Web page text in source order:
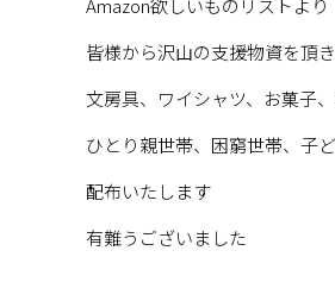
Amazon欲しいものリストより
皆様から沢山の支援物資を頂
文房具、ワイシャツ、お菓子
ひとり親世帯、困窮世帯、子
配布いたします
有難うございました